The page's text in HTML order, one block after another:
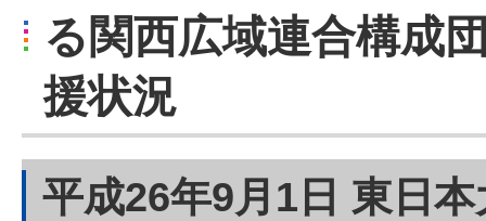
る関西広域連合構成
援状況
平成26年9月1日 東日